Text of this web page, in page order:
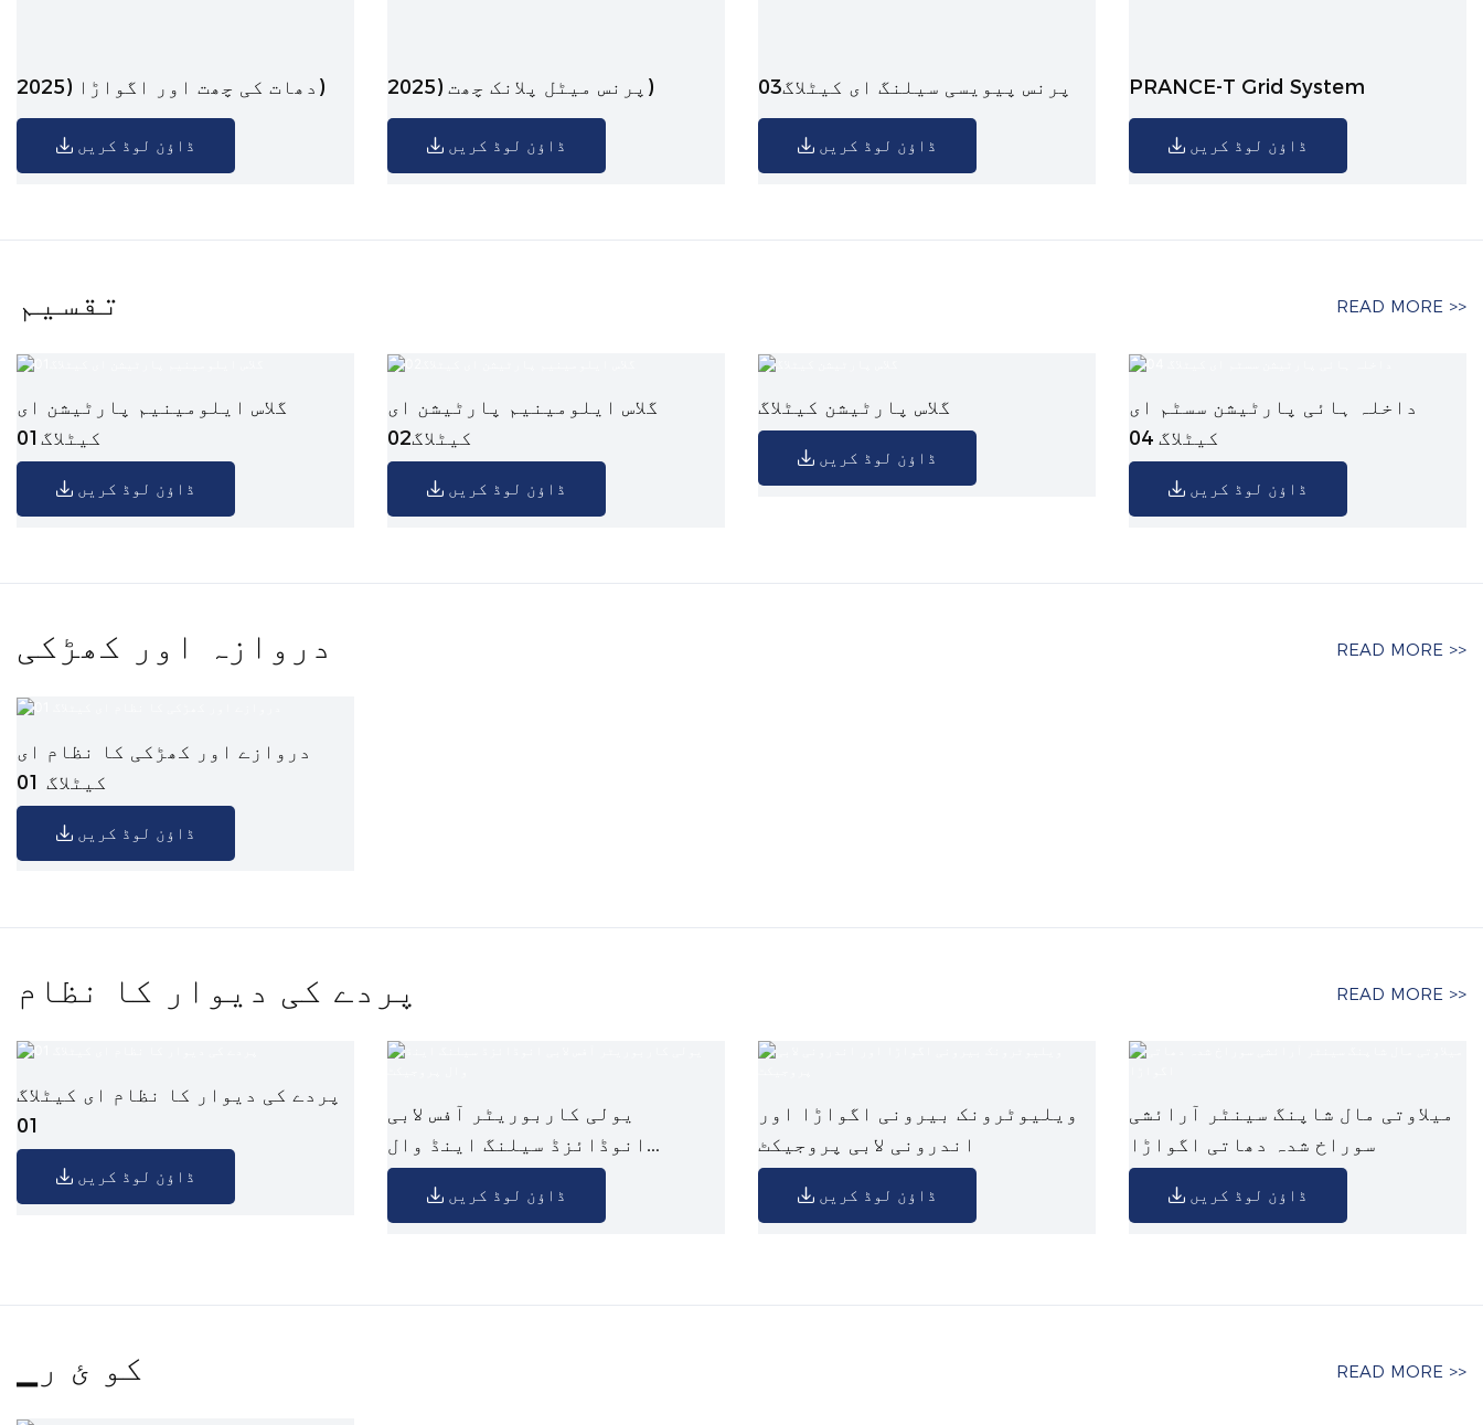
دھات کی چھت اور اگواڑا (2025)
ڈاؤن لوڈ کریں
پرنس میٹل پلانک چھت (2025)
ڈاؤن لوڈ کریں
پرنس پیویسی سیلنگ ای کیٹلاگ03
ڈاؤن لوڈ کریں
PRANCE-T Grid System
ڈاؤن لوڈ کریں
تقسیم READ MORE >>
گلاس ایلومینیم پارٹیشن ای
کیٹلاگ01
ڈاؤن لوڈ کریں
گلاس ایلومینیم پارٹیشن ای
کیٹلاگ02
ڈاؤن لوڈ کریں
گلاس پارٹیشن کیٹلاگ
ڈاؤن لوڈ کریں
داخلہ ہائی پارٹیشن سسٹم ای
کیٹلاگ 04
ڈاؤن لوڈ کریں
دروازہ اور کھڑکی READ MORE >>
دروازے اور کھڑکی کا نظام ای
کیٹلاگ 01
ڈاؤن لوڈ کریں
پردے کی دیوار کا نظام READ MORE >>
پردے کی دیوار کا نظام ای کیٹلاگ
01
ڈاؤن لوڈ کریں
یولی کاربوریٹر آفس لابی
انوڈائزڈ سیلنگ اینڈ وال
پروجیکٹ
ڈاؤن لوڈ کریں
ویلیوٹرونک بیرونی اگواڑا اور
اندرونی لابی پروجیکٹ
ڈاؤن لوڈ کریں
میلاوتی مال شاپنگ سینٹر آرائشی
سوراخ شدہ دھاتی اگواڑا
ڈاؤن لوڈ کریں
▁کو ئ ر READ MORE >>